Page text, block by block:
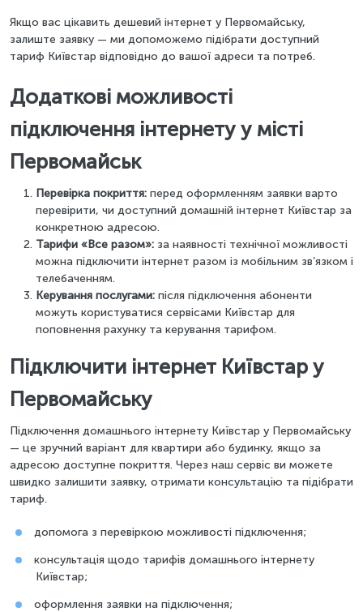
Якщо вас цікавить дешевий інтернет у Первомайську,
залиште заявку — ми допоможемо підібрати доступний
тариф Київстар відповідно до вашої адреси та потреб.
Додаткові можливості
підключення інтернету у місті
Первомайськ
Перевірка покриття: перед оформленням заявки варто
перевірити, чи доступний домашній інтернет Київстар за
конкретною адресою.
Тарифи «Все разом»: за наявності технічної можливості
можна підключити інтернет разом із мобільним зв’язком і
телебаченням.
Керування послугами: після підключення абоненти
можуть користуватися сервісами Київстар для
поповнення рахунку та керування тарифом.
Підключити інтернет Київстар у
Первомайську
Підключення домашнього інтернету Київстар у Первомайську
— це зручний варіант для квартири або будинку, якщо за
адресою доступне покриття. Через наш сервіс ви можете
швидко залишити заявку, отримати консультацію та підібрати
тариф.
допомога з перевіркою можливості підключення;
консультація щодо тарифів домашнього інтернету
Київстар;
оформлення заявки на підключення;